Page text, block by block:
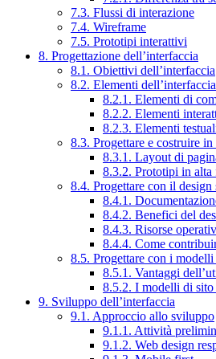
7.3. Flussi di interazione
7.4. Wireframe
7.5. Prototipi interattivi
8. Progettazione dell’interfaccia
8.1. Obiettivi dell’interfaccia
8.2. Elementi dell’interfaccia
8.2.1. Elementi di
8.2.2. Elementi
8.2.3. Elementi
8.3. Progettare e costruire in
8.3.1. Layout di
8.3.2. Prototipi in alta
8.4. Progettare con il design
8.4.1.
8.4.2. Benefici del
8.4.3. Risorse
8.4.4. Come
8.5. Progettare con i
8.5.1. Vantaggi
8.5.2. I modelli di
9. Sviluppo dell’interfaccia
9.1. Approccio allo sviluppo
9.1.1. Attività
9.1.2. Web design